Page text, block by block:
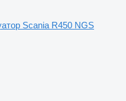
Scania R450 NGS